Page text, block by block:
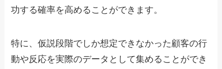
功する確率を高めることができます。
特に、仮説段階でしか想定できなかった顧客の行
動や反応を実際のデータとして集めることができ